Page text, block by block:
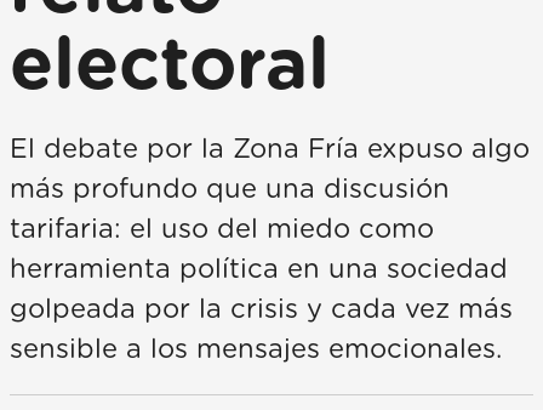
electoral
El debate por la Zona Fría expuso algo
más profundo que una discusión
tarifaria: el uso del miedo como
herramienta política en una sociedad
golpeada por la crisis y cada vez más
sensible a los mensajes emocionales.